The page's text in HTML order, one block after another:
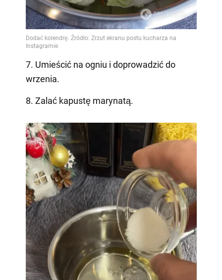
7. Umieścić na ogniu i doprowadzić do
wrzenia.
8. Zalać kapustę marynatą.